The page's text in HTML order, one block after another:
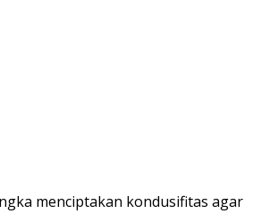
menciptakan kondusifitas agar